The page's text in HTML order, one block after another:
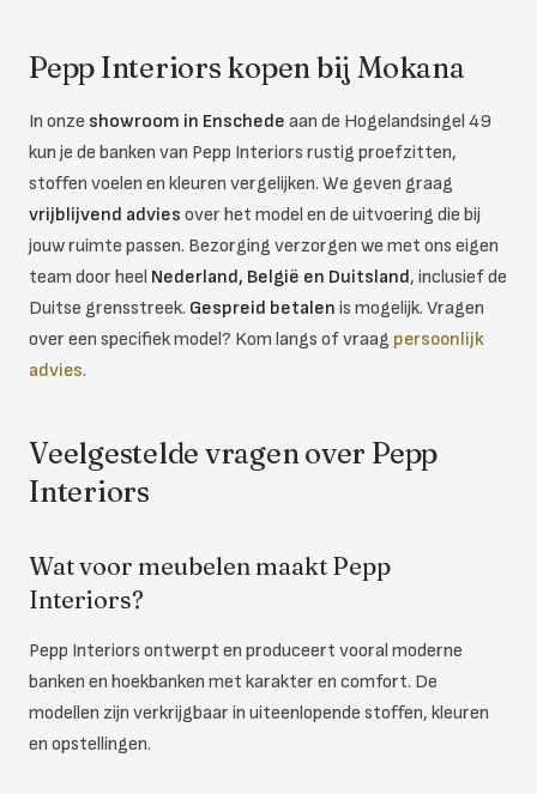
Pepp Interiors kopen bij Mokana
In onze showroom in Enschede aan de Hogelandsingel 49
kun je de banken van Pepp Interiors rustig proefzitten,
stoffen voelen en kleuren vergelijken. We geven graag
vrijblijvend advies over het model en de uitvoering die bij
jouw ruimte passen. Bezorging verzorgen we met ons eigen
team door heel Nederland, België en Duitsland, inclusief de
Duitse grensstreek. Gespreid betalen is mogelijk. Vragen
over een specifiek model? Kom langs of vraag persoonlijk
advies.
Veelgestelde vragen over Pepp
Interiors
Wat voor meubelen maakt Pepp
Interiors?
Pepp Interiors ontwerpt en produceert vooral moderne
banken en hoekbanken met karakter en comfort. De
modellen zijn verkrijgbaar in uiteenlopende stoffen, kleuren
en opstellingen.